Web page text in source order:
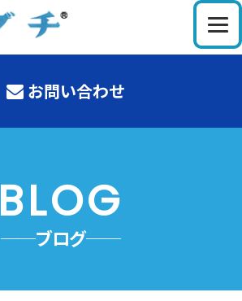
お問い合わせ
BLOG
──ブログ──